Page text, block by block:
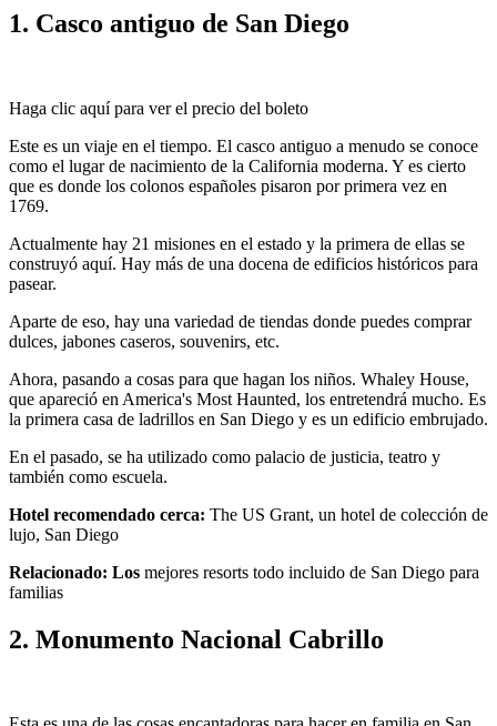
1. Casco antiguo de San Diego
Haga clic aquí para ver el precio del boleto
Este es un viaje en el tiempo. El casco antiguo a menudo se conoce
como el lugar de nacimiento de la California moderna. Y es cierto
que es donde los colonos españoles pisaron por primera vez en
1769.
Actualmente hay 21 misiones en el estado y la primera de ellas se
construyó aquí. Hay más de una docena de edificios históricos para
pasear.
Aparte de eso, hay una variedad de tiendas donde puedes comprar
dulces, jabones caseros, souvenirs, etc.
Ahora, pasando a cosas para que hagan los niños. Whaley House,
que apareció en America's Most Haunted, los entretendrá mucho. Es
la primera casa de ladrillos en San Diego y es un edificio embrujado.
En el pasado, se ha utilizado como palacio de justicia, teatro y
también como escuela.
Hotel recomendado cerca: The US Grant, un hotel de colección de
lujo, San Diego
Relacionado: Los mejores resorts todo incluido de San Diego para
familias
2. Monumento Nacional Cabrillo